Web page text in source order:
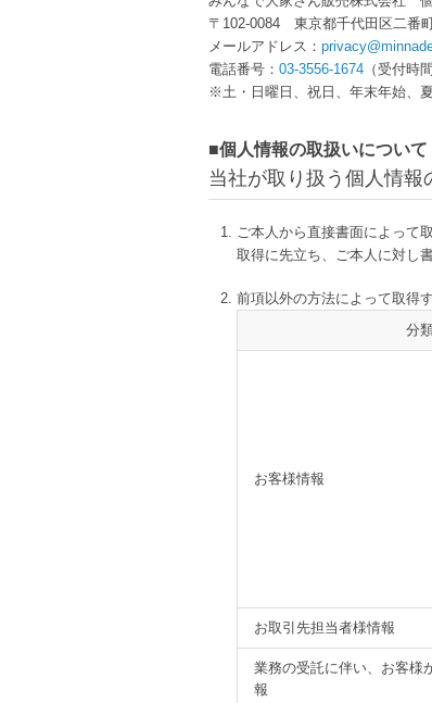
〒102-0084 東京都千代田区二番
メールアドレス：
電話番号： 03-3556-1674 （受付時
※土・日曜日、祝日、年末年始、
■個人情報の取扱いについて
当社が取り扱う個人情報
ご本人から直接書面によって
取得に先立ち、ご本人に対し
前項以外の方法によって取得
分
お客様情報
お取引先担当者様情報
業務の受託に伴い、お客様
報